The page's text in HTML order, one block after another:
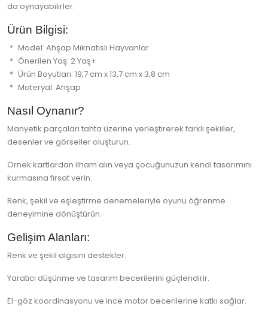
da oynayabilirler.
Ürün Bilgisi:
Model: Ahşap Mıknatıslı Hayvanlar
Önerilen Yaş: 2 Yaş+
Ürün Boyutları: 19,7 cm x 13,7 cm x 3,8 cm
Materyal: Ahşap
Nasıl Oynanır?
Manyetik parçaları tahta üzerine yerleştirerek farklı şekiller,
desenler ve görseller oluşturun.
Örnek kartlardan ilham alın veya çocuğunuzun kendi tasarımını
kurmasına fırsat verin.
Renk, şekil ve eşleştirme denemeleriyle oyunu öğrenme
deneyimine dönüştürün.
Gelişim Alanları:
Renk ve şekil algısını destekler.
Yaratıcı düşünme ve tasarım becerilerini güçlendirir.
El-göz koordinasyonu ve ince motor becerilerine katkı sağlar.